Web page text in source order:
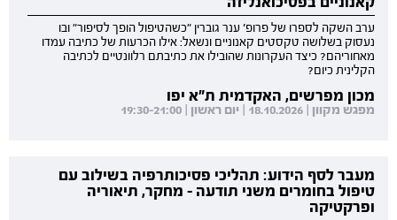
ערב השקה לספרו של פרופ' ענר גוברין "כשהטיפול הופך לסיפור" ובו
נעסוק בשלושה טקסטים קאנוניים ונשאל: אילו הכרעות של כתיבה עמדו
מאחוריהם? כיצד העקרונות שהובילו את כתיבתם רלוונטיים לכתיבה
הקלינית כיום?
מכון מפרשים, האקדמית ת"א יפו
מפגש מקוון | 18.10.2026 | יום ראשון | 19:30-21:00
מעבר לסף הידוע: תהליכי פסיכותרפיה בשילוב עם
טיפול בחומרים משני תודעה - מחקר, תיאוריה
ופרקטיקה